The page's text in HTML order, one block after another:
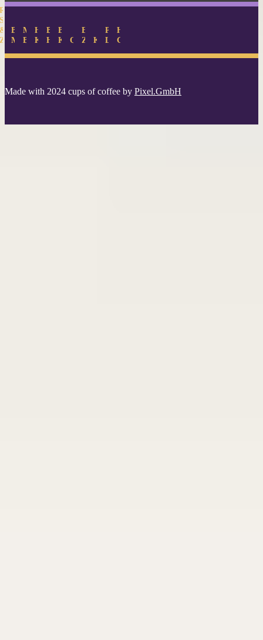
Bioziegenhof
Hansenbauer
Bioziegenhof
KastnerQuadrätschahof
Ettenauer
Ziegenkäse
Kleinpasslerhof
Panorama
Lamm
Harald
Gielesberger
Made with 2024 cups of coffee by Pixel.GmbH